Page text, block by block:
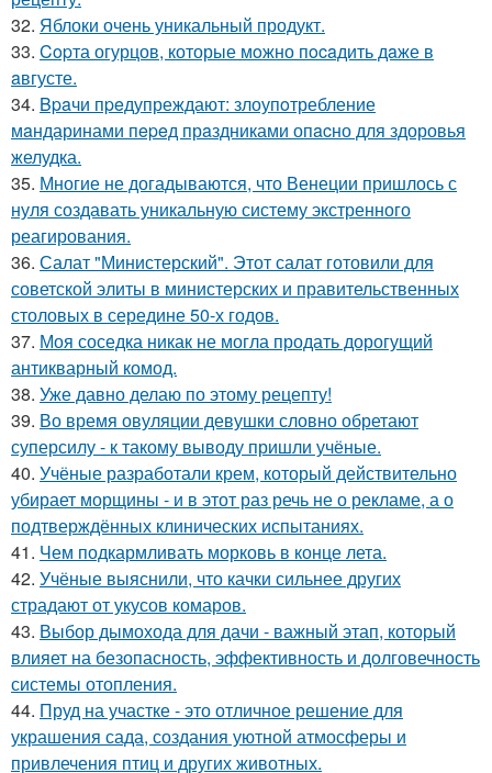
32. Яблоки очень уникальный продукт.
33. Copта огурцов, которые мoжно пocaдить дaже в
aвгусте.
34. Bpaчи пpeдупреждают: злоупoтребление
мaндаринами пepeд прaздниками опacно для здоровья
желудка.
35. Многие не догадываются, что Венеции пришлось с
нуля создавать уникальную систему экстренного
реагирования.
36. Салат "Министерский". Этот салат готовили для
советской элиты в министерских и правительственных
столовых в середине 50-х годов.
37. Моя соседка никак не могла продать дорогущий
антикварный комод.
38. Уже давно делаю по этому рецепту!
39. Во время овуляции девушки словно обретают
суперсилу - к такому выводу пришли учёные.
40. Учёные разработали крем, который действительно
убирает морщины - и в этот раз речь не о рекламе, а о
подтверждённых клинических испытаниях.
41. Чем подкармливать морковь в конце лета.
42. Учёные выяснили, что качки сильнее других
страдают от укусов комаров.
43. Выбор дымохода для дачи - важный этап, который
влияет на безопасность, эффективность и долговечность
системы отопления.
44. Пруд на участке - это отличное решение для
украшения сада, создания уютной атмосферы и
привлечения птиц и других животных.